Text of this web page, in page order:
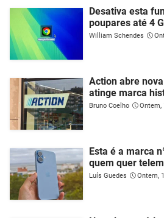
Desativa esta
poupares até 4
William Schendes
Action abre
atinge marca
Bruno Coelho Ontem,
Esta é a marca
quem quer
Luís Guedes Ontem,